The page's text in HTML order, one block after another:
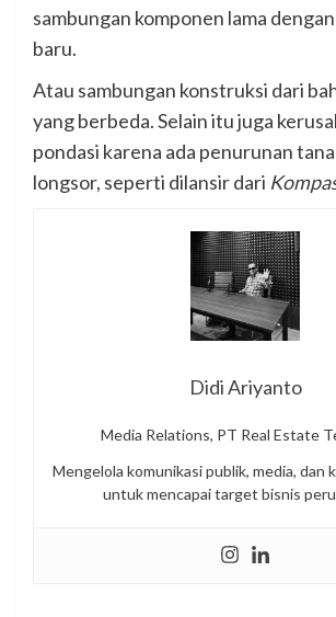
sambungan komponen lama
baru.
Atau sambungan konstruksi dari
yang berbeda. Selain itu juga
pondasi karena ada penurunan
longsor, seperti dilansir dari
Didi Ariyanto
Media Relations, PT Real Estate
Mengelola komunikasi publik, media, dan
untuk mencapai target bisnis